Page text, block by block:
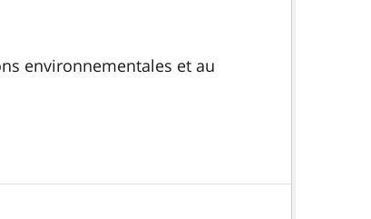
environnementales et au